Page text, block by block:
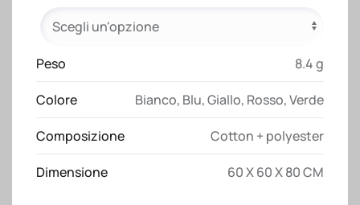
poliestere
Peso 8.4 g
Colore Bianco, Blu,Giallo, Rosso,Verde
Composizione Cotton + polyester
Dimensione 60 X 60 X 80 CM